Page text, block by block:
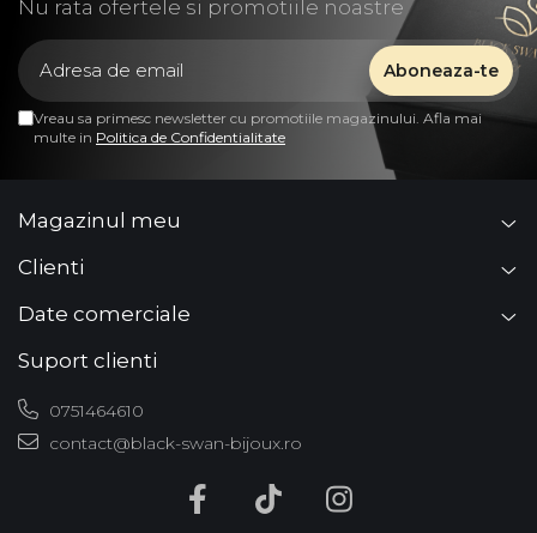
Nu rata ofertele si promotiile noastre
Vreau sa primesc newsletter cu promotiile magazinului. Afla mai
multe in Politica de Confidentialitate
Magazinul meu
Clienti
Date comerciale
Suport clienti
0751464610
contact@black-swan-bijoux.ro